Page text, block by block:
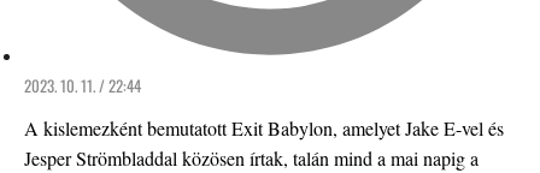
2023. 10. 11. / 22:44
A kislemezként bemutatott Exit Babylon, amelyet Jake E-vel és
Jesper Strömbladdal közösen írtak, talán mind a mai napig a